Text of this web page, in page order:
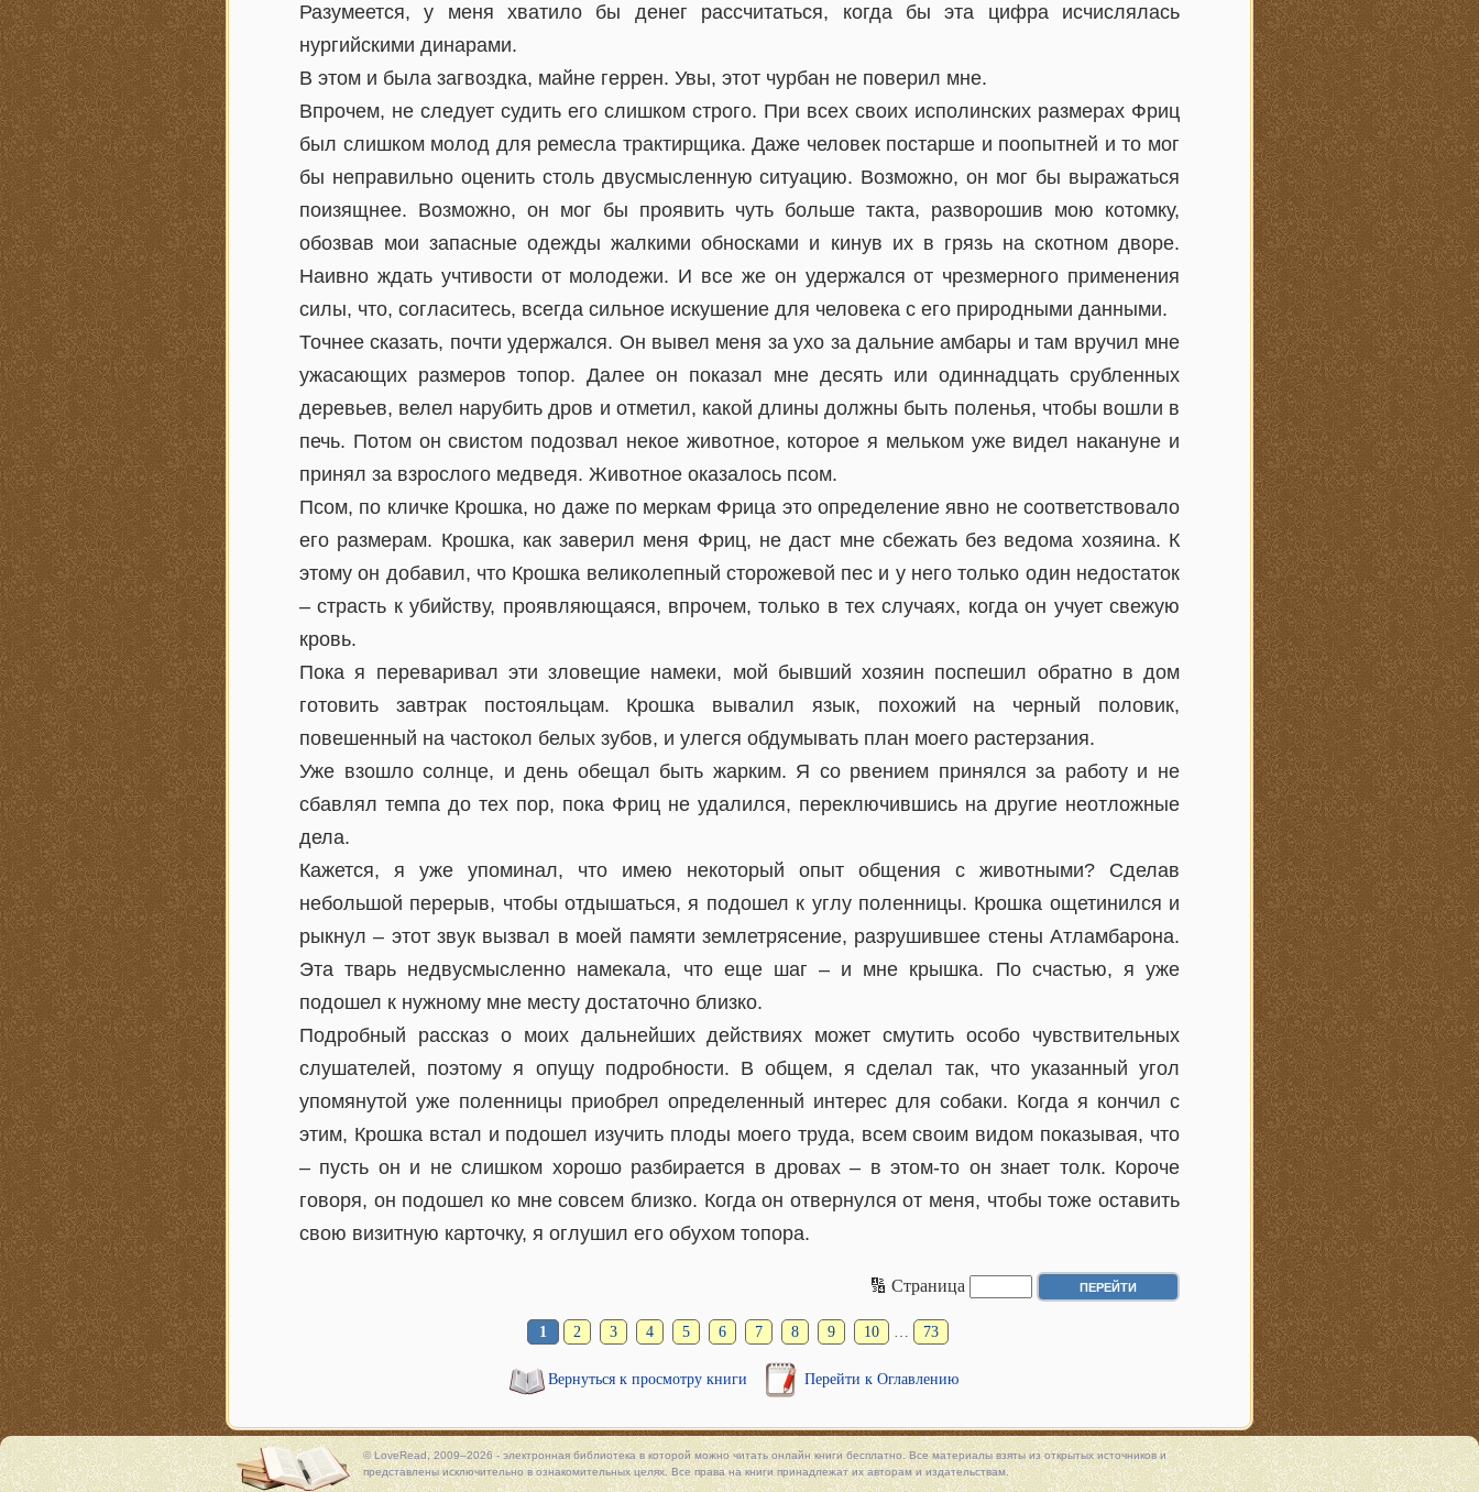
Разумеется, у меня хватило бы денег рассчитаться, когда бы эта цифра исчислялась
нургийскими динарами.
В этом и была загвоздка, майне геррен. Увы, этот чурбан не поверил мне.
Впрочем, не следует судить его слишком строго. При всех своих исполинских размерах Фриц
был слишком молод для ремесла трактирщика. Даже человек постарше и поопытней и то мог
бы неправильно оценить столь двусмысленную ситуацию. Возможно, он мог бы выражаться
поизящнее. Возможно, он мог бы проявить чуть больше такта, разворошив мою котомку,
обозвав мои запасные одежды жалкими обносками и кинув их в грязь на скотном дворе.
Наивно ждать учтивости от молодежи. И все же он удержался от чрезмерного применения
силы, что, согласитесь, всегда сильное искушение для человека с его природными данными.
Точнее сказать, почти удержался. Он вывел меня за ухо за дальние амбары и там вручил мне
ужасающих размеров топор. Далее он показал мне десять или одиннадцать срубленных
деревьев, велел нарубить дров и отметил, какой длины должны быть поленья, чтобы вошли в
печь. Потом он свистом подозвал некое животное, которое я мельком уже видел накануне и
принял за взрослого медведя. Животное оказалось псом.
Псом, по кличке Крошка, но даже по меркам Фрица это определение явно не соответствовало
его размерам. Крошка, как заверил меня Фриц, не даст мне сбежать без ведома хозяина. К
этому он добавил, что Крошка великолепный сторожевой пес и у него только один недостаток
– страсть к убийству, проявляющаяся, впрочем, только в тех случаях, когда он учует свежую
кровь.
Пока я переваривал эти зловещие намеки, мой бывший хозяин поспешил обратно в дом
готовить завтрак постояльцам. Крошка вывалил язык, похожий на черный половик,
повешенный на частокол белых зубов, и улегся обдумывать план моего растерзания.
Уже взошло солнце, и день обещал быть жарким. Я со рвением принялся за работу и не
сбавлял темпа до тех пор, пока Фриц не удалился, переключившись на другие неотложные
дела.
Кажется, я уже упоминал, что имею некоторый опыт общения с животными? Сделав
небольшой перерыв, чтобы отдышаться, я подошел к углу поленницы. Крошка ощетинился и
рыкнул – этот звук вызвал в моей памяти землетрясение, разрушившее стены Атламбарона.
Эта тварь недвусмысленно намекала, что еще шаг – и мне крышка. По счастью, я уже
подошел к нужному мне месту достаточно близко.
Подробный рассказ о моих дальнейших действиях может смутить особо чувствительных
слушателей, поэтому я опущу подробности. В общем, я сделал так, что указанный угол
упомянутой уже поленницы приобрел определенный интерес для собаки. Когда я кончил с
этим, Крошка встал и подошел изучить плоды моего труда, всем своим видом показывая, что
– пусть он и не слишком хорошо разбирается в дровах – в этом-то он знает толк. Короче
говоря, он подошел ко мне совсем близко. Когда он отвернулся от меня, чтобы тоже оставить
свою визитную карточку, я оглушил его обухом топора.
🔢 Страница
1 2 3 4 5 6 7 8 9 10 … 73
Вернуться к просмотру книги Перейти к Оглавлению
© LoveRead, 2009–2026 - электронная библиотека в которой можночитать онлайн книгибесплатно. Все материалы взяты из открытых источников и
представлены исключительно в ознакомительных целях. Все права на книги принадлежат их авторам и издательствам.